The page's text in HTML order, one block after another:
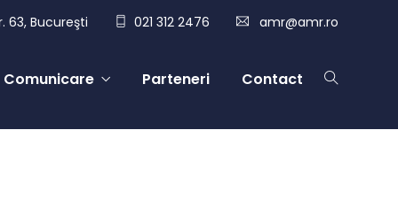
63, Bucureşti 021 312 2476 amr@amr.ro
Comunicare Parteneri Contact